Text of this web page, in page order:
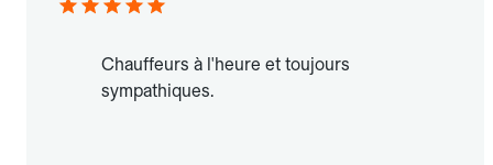
Chauffeurs à l'heure et toujours
sympathiques.